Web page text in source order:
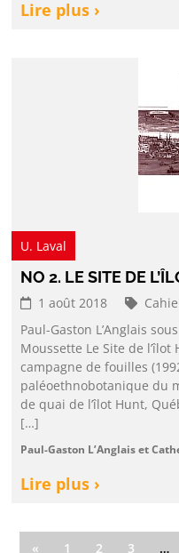
Lire plus ›
U. Laval
NO 2. LE SITE DE
1 août 2018
Paul-Gaston L’Anglais
Moussette Le Site de
campagne de fouilles
paléoethnobotanique du
de quai de l’îlot Hunt,
[…]
Paul-Gaston L’Anglais et
Lire plus ›
« 1 2 3 …